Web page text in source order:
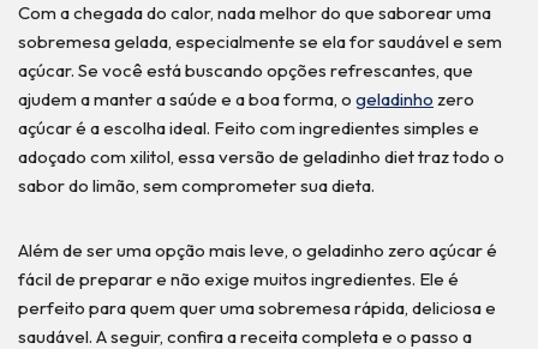
Com a chegada do calor, nada melhor do que saborear uma
sobremesa gelada, especialmente se ela for saudável e sem
açúcar. Se você está buscando opções refrescantes, que
ajudem a manter a saúde e a boa forma, o geladinho zero
açúcar é a escolha ideal. Feito com ingredientes simples e
adoçado com xilitol, essa versão de geladinho diet traz todo o
sabor do limão, sem comprometer sua dieta.
Além de ser uma opção mais leve, o geladinho zero açúcar é
fácil de preparar e não exige muitos ingredientes. Ele é
perfeito para quem quer uma sobremesa rápida, deliciosa e
saudável. A seguir, confira a receita completa e o passo a